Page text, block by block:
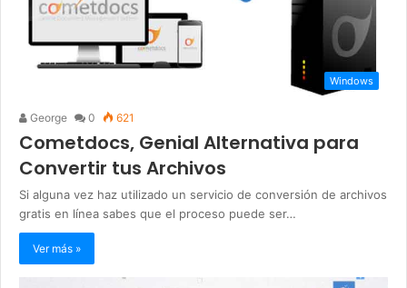
Windows
George 0 621
Cometdocs, Genial Alternativa para
Convertir tus Archivos
Si alguna vez haz utilizado un servicio de conversión de archivos
gratis en línea sabes que el proceso puede ser…
Ver más »